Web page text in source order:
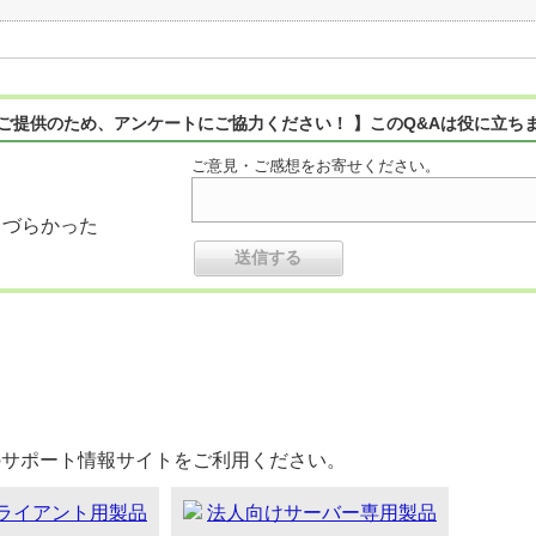
提供のため、アンケートにご協力ください！ 】このQ&Aは役に立ち
らかった
ご意見・ご感想をお寄せください。
ポート情報サイトをご利用ください。
イアント用製品 法人向けサーバー専用製品